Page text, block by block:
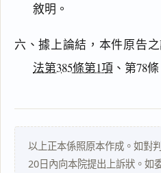
敘明。
六、據上論結，本件原告
法第385條第1項 、第78
以上正本係照原本作成。如對
20日內向本院提出上訴狀。如